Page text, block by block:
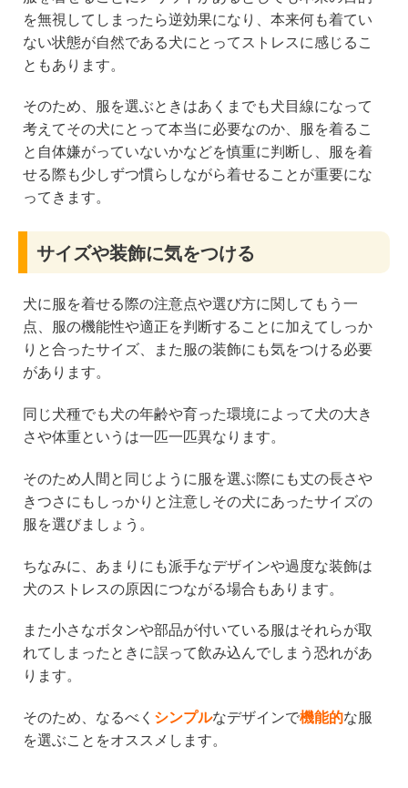
を無視してしまったら逆効果になり、本来何も着てい
ない状態が自然である犬にとってストレスに感じるこ
ともあります。
そのため、服を選ぶときはあくまでも犬目線になって
考えてその犬にとって本当に必要なのか、服を着るこ
と自体嫌がっていないかなどを慎重に判断し、服を着
せる際も少しずつ慣らしながら着せることが重要にな
ってきます。
サイズや装飾に気をつける
犬に服を着せる際の注意点や選び方に関してもう一
点、服の機能性や適正を判断することに加えてしっか
りと合ったサイズ、また服の装飾にも気をつける必要
があります。
同じ犬種でも犬の年齢や育った環境によって犬の大き
さや体重というは一匹一匹異なります。
そのため人間と同じように服を選ぶ際にも丈の長さや
きつさにもしっかりと注意しその犬にあったサイズの
服を選びましょう。
ちなみに、あまりにも派手なデザインや過度な装飾は
犬のストレスの原因につながる場合もあります。
また小さなボタンや部品が付いている服はそれらが取
れてしまったときに誤って飲み込んでしまう恐れがあ
ります。
そのため、なるべく シンプルなデザインで機能的な服
を選ぶことをオススメします。